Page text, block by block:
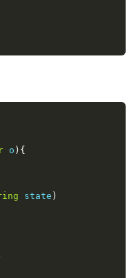
o ){
state )